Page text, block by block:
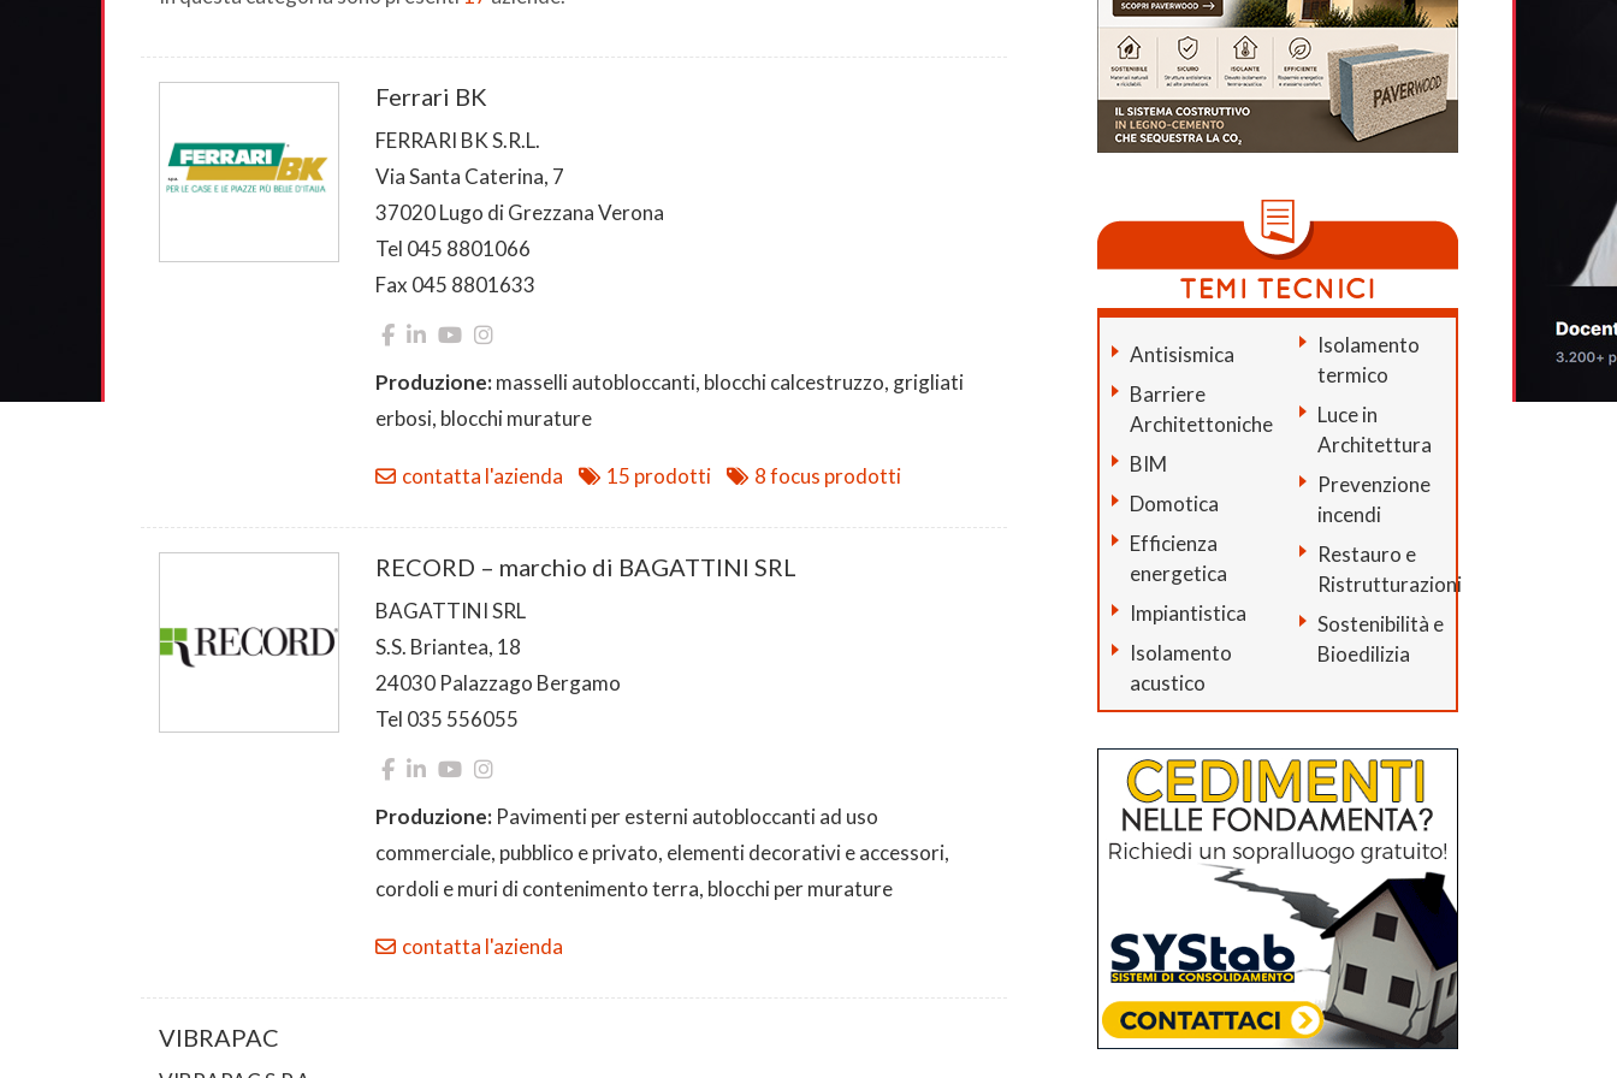
Ferrari BK
FERRARI BK S.R.L.
Via Santa Caterina, 7
37020 Lugo di Grezzana Verona
Tel 045 8801066
Fax 045 8801633
Produzione:masselli autobloccanti, blocchi calcestruzzo, grigliati
erbosi, blocchi murature
contatta l'azienda 15 prodotti 8 focus prodotti
RECORD – marchio di BAGATTINI SRL
BAGATTINI SRL
S.S. Briantea, 18
24030 Palazzago Bergamo
Tel 035 556055
Produzione: Pavimenti per esterni autobloccanti ad uso
commerciale, pubblico e privato, elementi decorativi e accessori,
cordoli e muri di contenimento terra, blocchi per murature
contatta l'azienda
VIBRAPAC
Antisismica
Barriere
Architettoniche
BIM
Domotica
Efficienza
energetica
Impiantistica
Isolamento
acustico
Isolamento
termico
Luce in
Architettura
Prevenzione
incendi
Restauro e
Ristrutturazioni
Sostenibilità e
Bioedilizia